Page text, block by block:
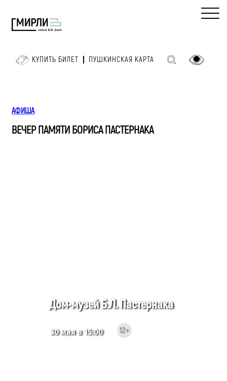
КУПИТЬ БИЛЕТ ПУШКИНСКАЯ КАРТА
АФИША
ВЕЧЕР ПАМЯТИ БОРИСА ПАСТЕРНАКА
Дом-музей Б.Л. Пастернака
30 мая в 15:00 12+